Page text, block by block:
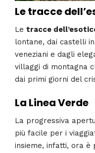
Le tracce
Le tracce
lontane, dai castelli
veneziani e dagli
villaggi di montagna
dai primi giorni del
La Linea Verde
La progressiva
più facile per i
insieme, infatti, ora è